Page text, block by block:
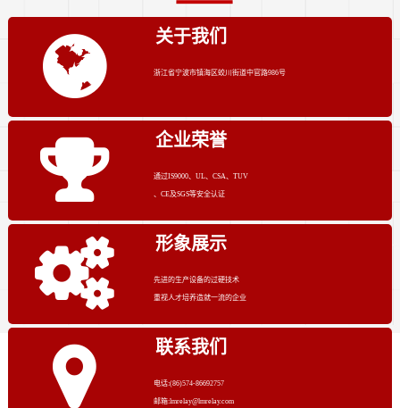
关于我们
浙江省宁波市镇海区蛟川街道中官路986号
企业荣誉
通过IS9000、UL、CSA、TUV
、CE及SGS等安全认证
形象展示
先进的生产设备的过硬技术
重视人才培养造就一流的企业
联系我们
电话:(86)574-86692757
邮箱:lmrelay@lmrelay.com